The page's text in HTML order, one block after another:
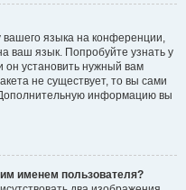
языка на конференции,
ваш язык. Попробуйте узнать у
установить нужный вам
не существует, то вы сами
информацию вы
именем пользователя?